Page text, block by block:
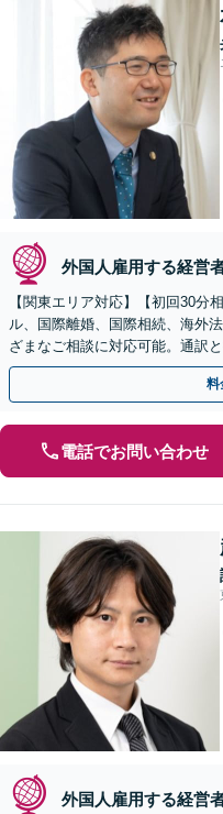
外国人雇用する経営
【関東エリア対応】【初回30分
ル、国際離婚、国際相続、海外
ざまなご相談に対応可能。通訳
中国語、タイ語等対応可能です
料
電話でお問い合わせ
外国人雇用する経営